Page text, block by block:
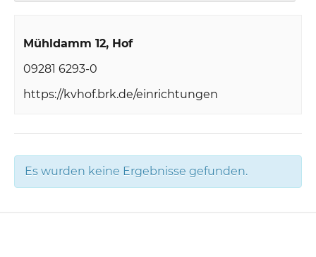
Mühldamm 12 Hof
09281 6293-0
https://kvhof.brk.de/einrichtungen
Es wurden keine Ergebnisse gefunden.